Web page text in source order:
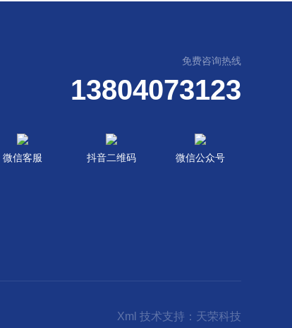
免费咨询热线
13804073123
微信客服 抖音二维码 微信公众号
Xml 技术支持： 天荣科技